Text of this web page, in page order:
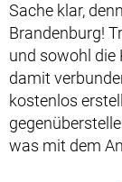
Sache klar,
Brandenburg!
und sowohl die
damit
kostenlos
was mit dem